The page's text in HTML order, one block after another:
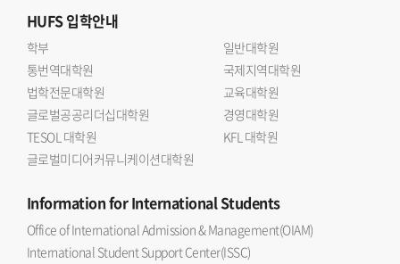
HUFS입학안내
학부
일반대학원
통번역대학원
국제지역대학원
법학전문대학원
교육대학원
글로벌공공리더십대학원
경영대학원
TESOL 대학원
KFL 대학원
글로벌미디어커뮤니케이션대학원
Informationfor International Students
Office of International Admission & Management(OIAM)
International Student Support Center(ISSC)